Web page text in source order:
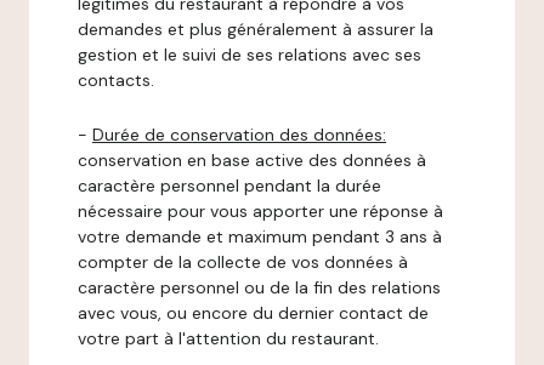
demandes et plus généralement à assurer la
gestion et le suivi de ses relations avec ses
contacts.
- Durée de conservation des données:
conservation en base active des données à
caractère personnel pendant la durée
nécessaire pour vous apporter une réponse à
votre demande et maximum pendant 3 ans à
compter de la collecte de vos données à
caractère personnel ou de la fin des relations
avec vous, ou encore du dernier contact de
votre part à l'attention du restaurant.